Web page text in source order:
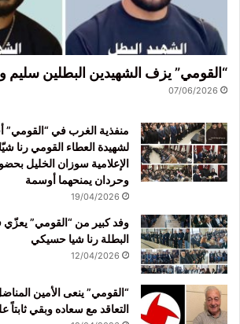
“القومي” يزف الشهيدين البطلين سليم
07/06/2026
منفذية الغرب في “القومي”
لشهيدة العطاء القومي رنا
الإعلامية سوزان الخليل
وحردان يمنحهما أوسمة
19/04/2026
وفد كبير من “القومي” يعزّي
البطلة رنا شيا حسيكي
12/04/2026
“القومي” ينعى الأمين
التعاقد مع سعاده وبقي ثابتاً